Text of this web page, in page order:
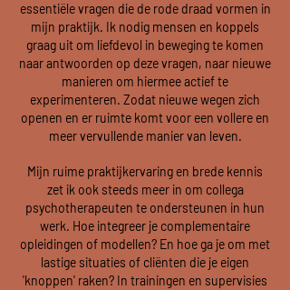
essentiële vragen die de rode draad vormen in
mijn praktijk. Ik nodig mensen en koppels
graag uit om liefdevol in beweging te komen
naar antwoorden op deze vragen, naar nieuwe
manieren om hiermee actief te
experimenteren. Zodat nieuwe wegen zich
openen en er ruimte komt voor een vollere en
meer vervullende manier van leven.
Mijn ruime praktijkervaring en brede kennis
zet ik ook steeds meer in om collega
psychotherapeuten te ondersteunen in hun
werk. Hoe integreer je complementaire
opleidingen of modellen? En hoe ga je om met
lastige situaties of cliënten die je eigen
'knoppen' raken? In trainingen en supervisies